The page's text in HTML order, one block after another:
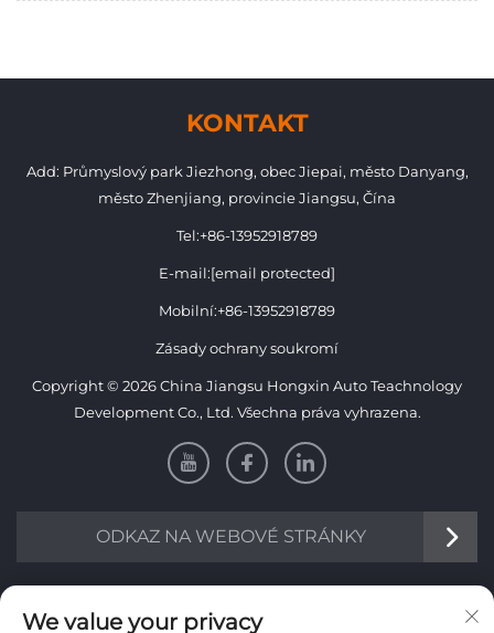
KONTAKT
Add: Průmyslový park Jiezhong, obec Jiepai, město Danyang,
město Zhenjiang, provincie Jiangsu, Čína
Tel:+86-13952918789
E-mail:[email protected]
Mobilní:+86-13952918789
Zásady ochrany soukromí
Copyright © 2026 China Jiangsu Hongxin Auto Teachnology
Development Co., Ltd. Všechna práva vyhrazena.
ODKAZ NA WEBOVÉ STRÁNKY
INFORMACE
We value your privacy